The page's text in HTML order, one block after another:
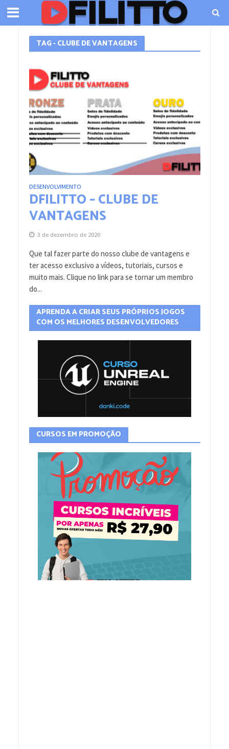
TAG - CLUBE DE VANTAGENS
DESENVOLVIMENTO
DFILITTO – CLUBE DE
VANTAGENS
3 de dezembro de 2020
Que tal fazer parte do nosso clube de vantagens e
ter acesso exclusivo a vídeos, tutoriais, cursos e
muito mais. Clique no link para se tornar um membro
do...
APRENDA A CRIAR SEUS PRÓPRIOS JOGOS
COM OS MELHORES DESENVOLVEDORES
CURSOS EM PROMOÇÃO